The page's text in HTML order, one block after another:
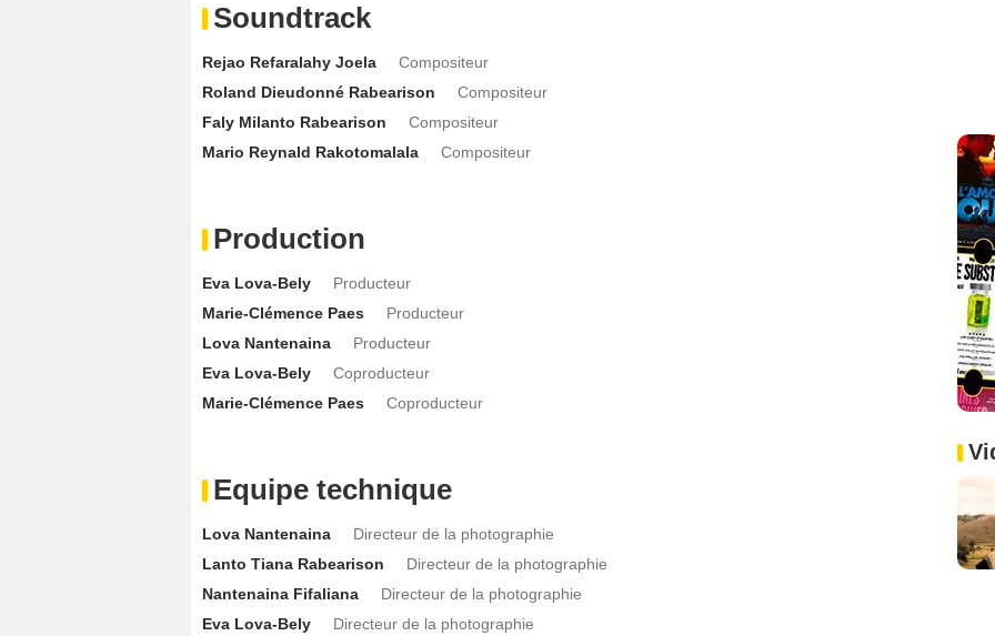
Soundtrack
Rejao Refaralahy Joela
Compositeur
Roland Dieudonné Rabearison
Compositeur
Faly Milanto Rabearison
Compositeur
Mario Reynald Rakotomalala
Compositeur
Production
Eva Lova-Bely
Producteur
Marie-Clémence Paes
Producteur
Lova Nantenaina
Producteur
Eva Lova-Bely
Coproducteur
Marie-Clémence Paes
Coproducteur
Equipe technique
Lova Nantenaina
Directeur de la photographie
Lanto Tiana Rabearison
Directeur de la photographie
Nantenaina Fifaliana
Directeur de la photographie
Eva Lova-Bely
Directeur de la photographie